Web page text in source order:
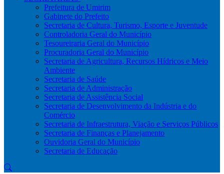
Prefeitura de Umirim
Gabinete do Prefeito
Secretaria de Cultura, Turismo, Esporte e Juventude
Controladoria Geral do Município
Tesoureiraria Geral do Município
Procuradoria Geral do Município
Secretaria de Agricultura, Recursos Hídricos e Meio
Ambiente
Secretaria de Saúde
Secretaria de Administração
Secretaria de Assistência Social
Secretaria de Desenvolvimento da Indústria e do
Comércio
Secretaria de Infraestrutura, Viação e Serviços Públicos
Secretaria de Finanças e Planejamento
Ouvidoria Geral do Município
Secretaria de Educação